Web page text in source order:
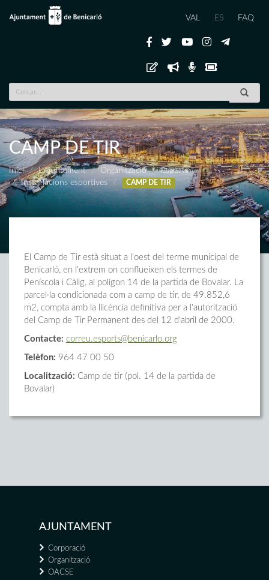
VAL ES FAQ
CAMP DE TIR
Inici L'Ajuntament Organització
Esports
Instal·lacions esportives
CAMP DE TIR
El Camp de Tir està situat a l'oest del terme municipal de
Benicarló, en l'extrem on conflueixen els termes de
Peníscola i Càlig, al polígon 14 de la partida de Bovalar. La
parcel·la condicionada com a camp de tir, de 49.852,6
m2, compta amb la llicència definitiva per a l'autorització
del Camp de Tir Permanent des del 12 d'abril de 2000.
Contacte: correu.esports@benicarlo.org
Telèfon: 964 47 00 50
Localització: Camp de tir (pol. 14 de la partida de
Bovalar)
AJUNTAMENT
Corporació
Organització
OACSE